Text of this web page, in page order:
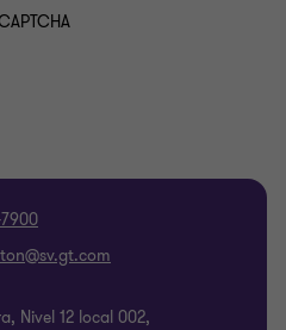
Nivel 12 local 002,